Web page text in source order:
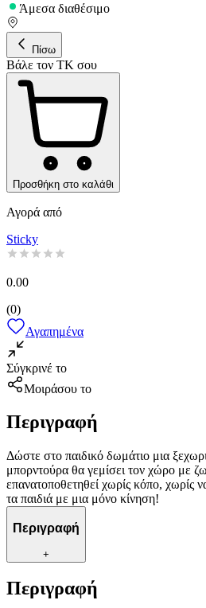
Άμεσα διαθέσιμο
Πίσω
Βάλε τον ΤΚ σου
Προσθήκη στο καλάθι
Αγορά από
Sticky
0.00
(0)
Αγαπημένα
Σύγκρινέ το
Μοιράσου το
Περιγραφή
Δώστε στο παιδικό δωμάτιο μια
μπορντούρα θα γεμίσει τον χώρο με
επανατοποθετηθεί χωρίς κόπο, χωρίς
τα παιδιά με μια μόνο κίνηση!
Περιγραφή
+
Περιγραφή